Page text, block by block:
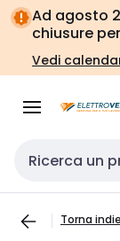
Vai alla
navigazione
Vai
alla
Ad agosto
chiusure
Vedi
Cerca input
Torna